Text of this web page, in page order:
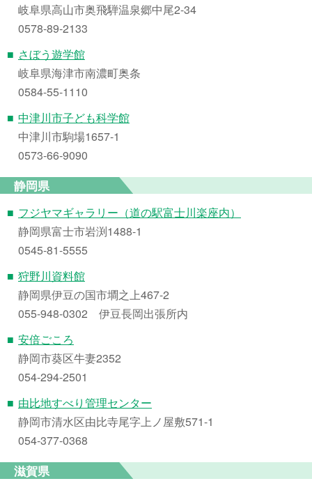
岐阜県高山市奥飛騨温泉郷中尾2-34
0578-89-2133
■ さぼう遊学館
岐阜県海津市南濃町奥条
0584-55-1110
■ 中津川市子ども科学館
中津川市駒場1657-1
0573-66-9090
静岡県
■ フジヤマギャラリー（道の駅富士川楽座内）
静岡県富士市岩渕1488-1
0545-81-5555
■ 狩野川資料館
静岡県伊豆の国市墹之上467-2
055-948-0302 伊豆長岡出張所内
■ 安倍ごころ
静岡市葵区牛妻2352
054-294-2501
■ 由比地すべり管理センター
静岡市清水区由比寺尾字上ノ屋敷571-1
054‐377‐0368
滋賀県